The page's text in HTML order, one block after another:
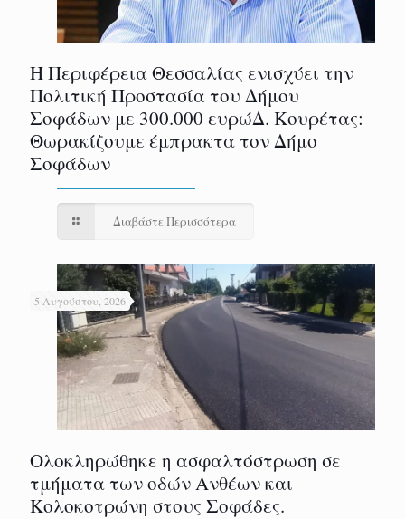
Η Περιφέρεια Θεσσαλίας ενισχύει την
Πολιτική Προστασία του Δήμου
Σοφάδων με 300.000 ευρώΔ. Κουρέτας:
Θωρακίζουμε έμπρακτα τον Δήμο
Σοφάδων
Διαβάστε Περισσότερα
5 Αυγούστου, 2026
Ολοκληρώθηκε η ασφαλτόστρωση σε
τμήματα των οδών Ανθέων και
Κολοκοτρώνη στους Σοφάδες.